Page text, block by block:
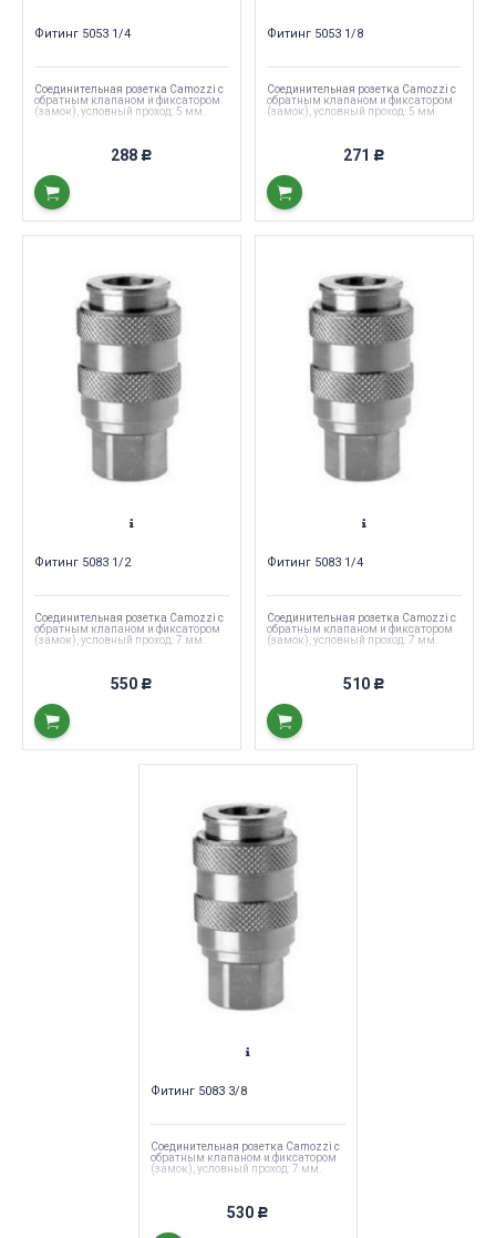
09.05.2020
подвиге наших отцов и дедов
ЧИТАТЬ ДАЛЕЕ →
появившуюся на
Фитинг 5053 1/4
Соединительная розетка Camozzi с
обратным клапаном и фиксатором
(замок), условный проход: 5 мм.
288 Р
Фитинг 5053 1/8
Соединительная розетка Camozzi с
обратным клапаном и фиксатором
(замок), условный проход: 5 мм.
271 Р
Фитинг 5083 1/2
Соединительная розетка Camozzi с
обратным клапаном и фиксатором
(замок), условный проход: 7 мм.
550 Р
Фитинг 5083 1/4
Соединительная розетка Camozzi с
обратным клапаном и фиксатором
(замок), условный проход: 7 мм.
510 Р
Фитинг 5083 3/8
Соединительная розетка Camozzi с
обратным клапаном и фиксатором
(замок), условный проход: 7 мм.
530 Р